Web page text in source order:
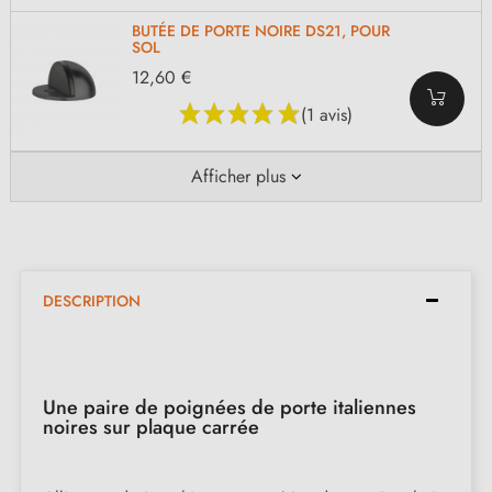
BUTÉE DE PORTE NOIRE DS21, POUR
SOL
(1 avis)
12,60 €
Afficher plus
DESCRIPTION
Une paire de poignées de porte italiennes
noires sur plaque carrée